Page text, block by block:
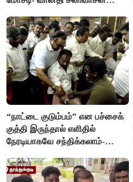
“நாட்டை குடும்பம்” என பச்சைக்
குத்தி இருந்தால் எளிதில்
நேரடியாகவே சந்திக்கலாம்-